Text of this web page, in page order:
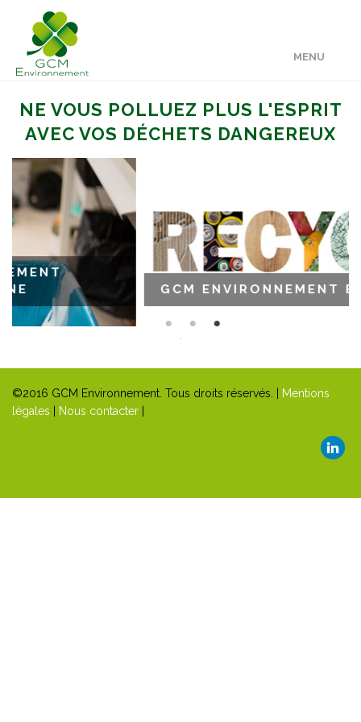
MENU
QUI SOMMES-NOUS ?
VOS SOLUTIONS
VOS SERVICES +
VOS GARANTIES
NOS PARTENAIRES
NE VOUS POLLUEZ PLUS L'ESPRIT
AVEC VOS DÉCHETS DANGEREUX
GCM ENVIRONNEMENT
©2016 GCM Environnement. Tous droits réservés. |
Mentions
légales
Nous contacter